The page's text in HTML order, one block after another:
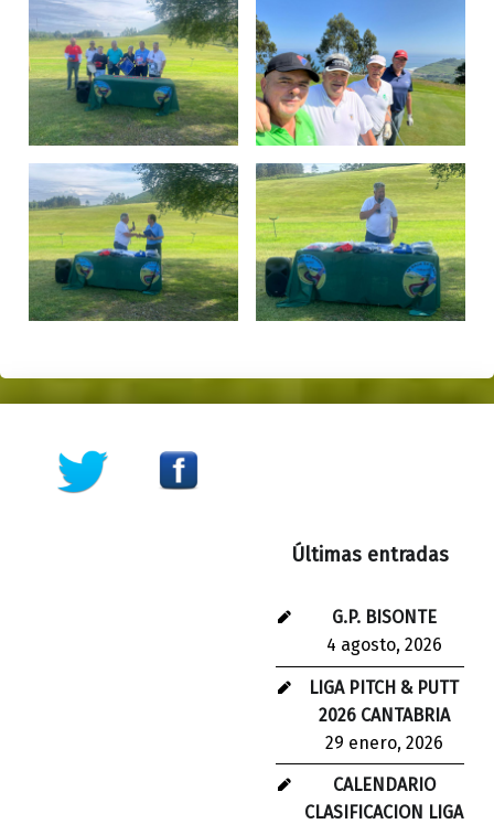
Últimas entradas
G.P. BISONTE
4 agosto, 2026
LIGA PITCH & PUTT
2026 CANTABRIA
29 enero, 2026
CALENDARIO
CLASIFICACION LIGA